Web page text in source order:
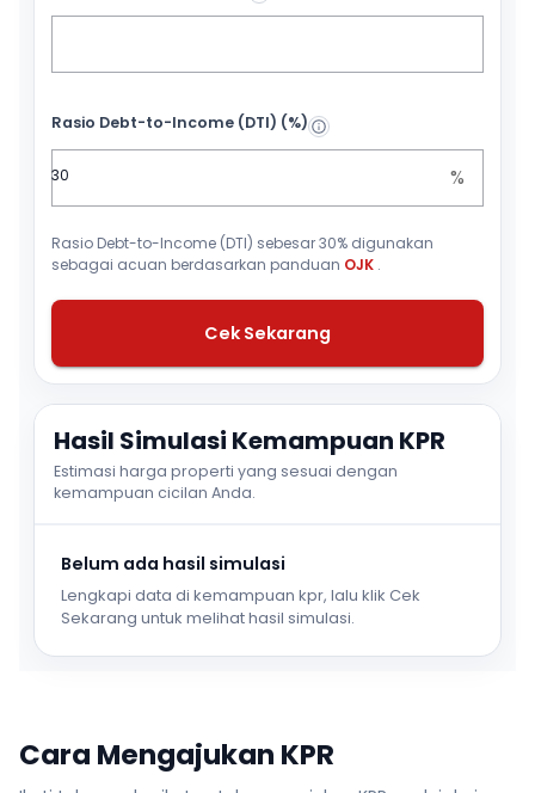
Rasio Debt-to-Income (DTI) (%)
%
Rasio Debt-to-Income (DTI) sebesar 30% digunakan
sebagai acuan berdasarkan panduan OJK .
Cek Sekarang
Hasil Simulasi Kemampuan KPR
Estimasi harga properti yang sesuai dengan
kemampuan cicilan Anda.
Belum ada hasil simulasi
Lengkapi data di kemampuan kpr, lalu klik Cek
Sekarang untuk melihat hasil simulasi.
Cara Mengajukan KPR